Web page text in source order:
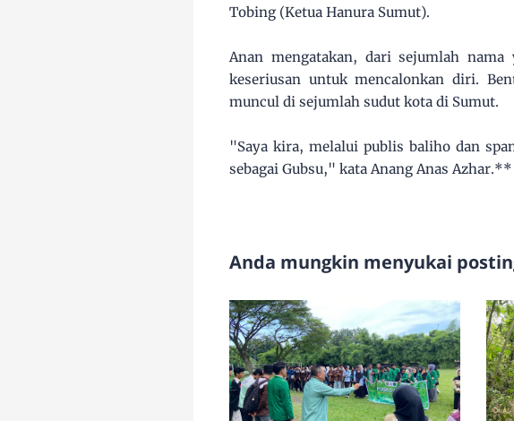
Tobing (Ketua Hanura Sumut).
Anan mengatakan, dari sejumlah
keseriusan untuk mencalonkan diri.
muncul di sejumlah sudut kota di Sumut.
"Saya kira, melalui publis baliho dan
sebagai Gubsu," kata Anang Anas Azhar.**
Anda mungkin menyukai